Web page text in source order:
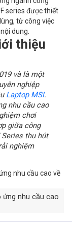
series được thiết
từ công việc
dung.
thiệu
và là một
nghiệp
Laptop MSI.
nhu cầu cao
chơi
giữa công
thu hút
nghiệm
ứng nhu cầu cao